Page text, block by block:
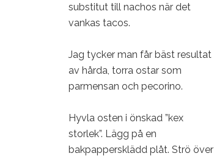
substitut till nachos när det
vankas tacos.
Jag tycker man får bäst resultat
av hårda, torra ostar som
parmensan och pecorino.
Hyvla osten i önskad ”kex
storlek”. Lägg på en
bakpappersklädd plåt. Strö över